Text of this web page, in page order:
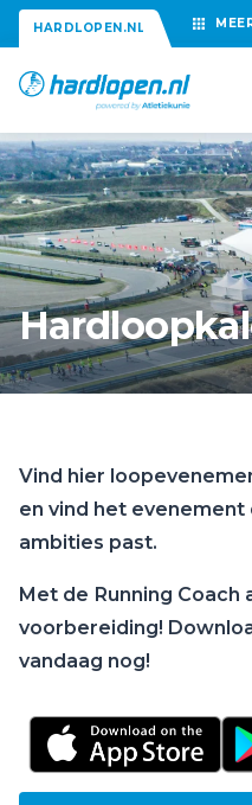
HARDLOPEN.NL
Vind hier
en vind het evenement
ambities past.
Met de Running
voorbereiding!
vandaag nog!